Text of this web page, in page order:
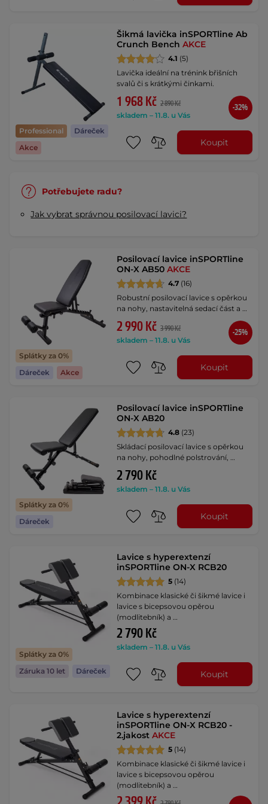
Professional
Dáreček
Akce
Šikmá lavička inSPORTline Ab
Crunch BenchAKCE
4.1 (5)
Lavička ideální na trénink břišních
svalů či s krátkými činkami.
1 968 Kč 2 890 Kč
skladem – 11.8. u Vás
-32%
Koupit
Potřebujete radu?
Jak vybrat správnou posilovací lavici?
Splátky za 0%
Dáreček
Akce
Posilovací lavice inSPORTline
ON-X AB50AKCE
4.7 (16)
Robustní posilovací lavice s opěrkou
na nohy, nastavitelná sedací část a …
2 990 Kč 3 990 Kč
skladem – 11.8. u Vás
-25%
Koupit
Splátky za 0%
Dáreček
Posilovací lavice inSPORTline
ON-X AB20
4.8 (23)
Skládací posilovací lavice s opěrkou
na nohy, pohodlné polstrování, …
2 790 Kč
skladem – 11.8. u Vás
Koupit
Splátky za 0%
Záruka 10 let
Dáreček
Lavice s hyperextenzí
inSPORTline ON-X RCB20
5 (14)
Kombinace klasické či šikmé lavice i
lavice s bicepsovou opěrou
(modlitebník) a …
2 790 Kč
skladem – 11.8. u Vás
Koupit
Lavice s hyperextenzí
inSPORTline ON-X RCB20 -
2.jakostAKCE
5 (14)
Kombinace klasické či šikmé lavice i
lavice s bicepsovou opěrou
(modlitebník) a …